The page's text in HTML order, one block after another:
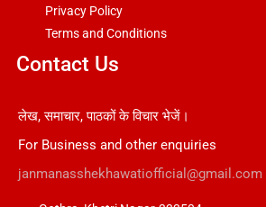
Privacy Policy
Terms and Conditions
Contact Us
लेख, समाचार, पाठकों के विचार भेजें।
For Business and other enquiries
janmanasshekhawatiofficial@gmail.com